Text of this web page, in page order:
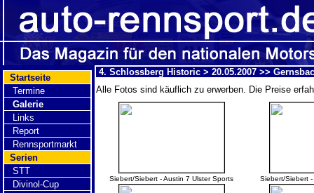
Startseite
Termine
Galerie
Links
Report
Rennsportmarkt
Serien
STT
Divinol-Cup
4. Schlossberg Historic > 20.05.2007 >>
Alle Fotos sind käuflich zu erwerben. Die Preise
Siebert/Siebert - Austin 7 Ulster Sports Siebert/Siebert